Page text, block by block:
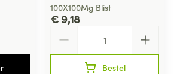
100X100Mg Blist
€ 9,18
Bestel